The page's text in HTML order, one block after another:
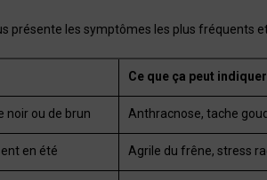
présente les symptômes les plus fréquents
Ce que ça peut indiquer
noir ou de brun Anthracnose, tache
en été Agrile du frêne, stress